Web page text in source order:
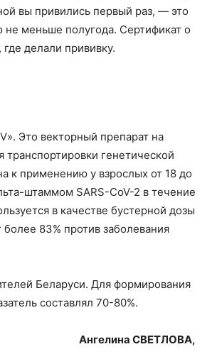
вы привились первый раз, — это
меньше полугода. Сертификат о
делали прививку.
Это векторный препарат на
транспортировки генетической
к применению у взрослых от 18 до
штаммом SARS-CoV-2 в течение
в качестве бустерной дозы
83% против заболевания
Беларуси. Для формирования
составлял 70-80%.
Ангелина СВЕТЛОВА,